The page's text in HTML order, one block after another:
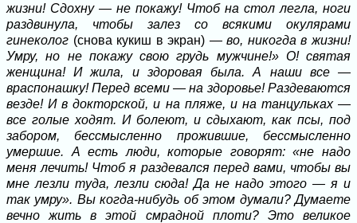
жизни! Сдохну — не покажу! Чтоб на стол легла, ноги
раздвинула, чтобы залез со всякими окулярами
гинеколог (снова кукиш в экран) — во, никогда в жизни!
Умру, но не покажу свою грудь мужчине!» О! святая
женщина! И жила, и здоровая была. А наши все —
враспонашку! Перед всеми — на здоровье! Раздеваются
везде! И в докторской, и на пляже, и на танцульках —
все голые ходят. И болеют, и сдыхают, как псы, под
забором, бессмысленно прожившие, бессмысленно
умершие. А есть люди, которые говорят: «не надо
меня лечить! Чтоб я раздевался перед вами, чтобы вы
мне лезли туда, лезли сюда! Да не надо этого — я и
так умру». Вы когда-нибудь об этом думали? Думаете
вечно жить в этой смрадной плоти? Это великое